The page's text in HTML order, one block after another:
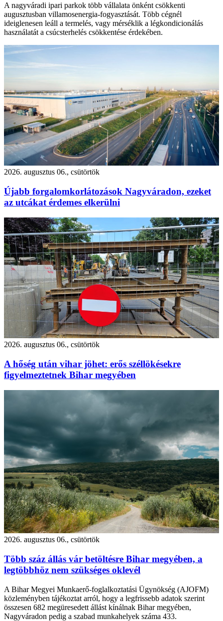
A nagyváradi ipari parkok több vállalata önként csökkenti
augusztusban villamosenergia-fogyasztását. Több cégnél
ideiglenesen leáll a termelés, vagy mérséklik a légkondicionálás
használatát a csúcsterhelés csökkentése érdekében.
2026. augusztus 06., csütörtök
Újabb forgalomkorlátozások Nagyváradon, ezeket
az utcákat érdemes elkerülni
2026. augusztus 06., csütörtök
A hőség után vihar jöhet: erős széllökésekre
figyelmeztetnek Bihar megyében
2026. augusztus 06., csütörtök
Több száz állás vár betöltésre Bihar megyében, a
legtöbbhöz nem szükséges oklevél
A Bihar Megyei Munkaerő-foglalkoztatási Ügynökség (AJOFM)
közleményben tájékoztat arról, hogy a legfrissebb adatok szerint
összesen 682 megüresedett állást kínálnak Bihar megyében,
Nagyváradon pedig a szabad munkahelyek száma 433.